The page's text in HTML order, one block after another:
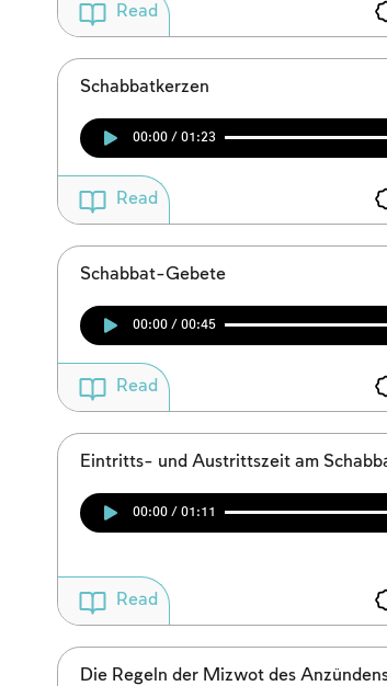
Read
Schabbatkerzen
00:00 / 01:23
Read
Schabbat-Gebete
00:00 / 00:45
Read
Eintritts- und Austrittszeit am
00:00 / 01:11
Read
Die Regeln der Mizwot des